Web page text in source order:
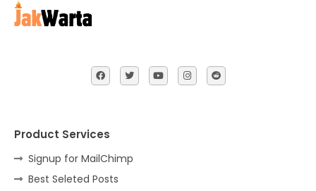
Product Services
Signup for MailChimp
Best Seleted Posts